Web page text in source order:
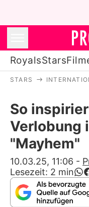
RoyalsStars
STARS
So
Verlobung
"Mayhem"
10.03.25, 11:06 -
Lesezeit: 2 min